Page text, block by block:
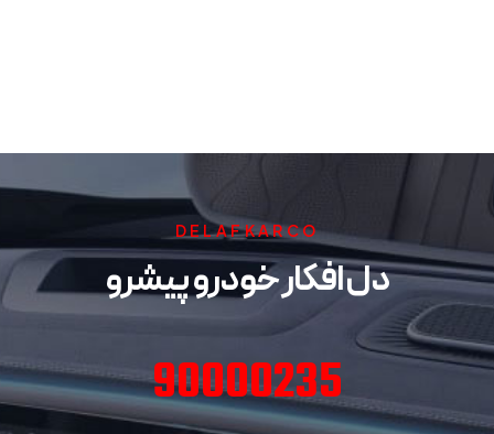
DELAFKARCO
دل افکار خودرو پیشرو
90000235